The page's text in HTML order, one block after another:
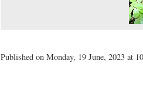
Published on Monday, 19 June, 2023 at